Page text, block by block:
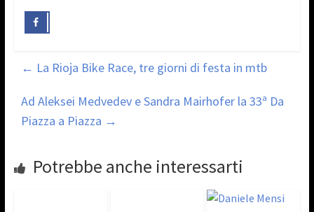
← La Rioja Bike Race, tre giorni di festa in mtb
Ad Aleksei Medvedev e Sandra Mairhofer la 33ª Da
Piazza a Piazza →
Potrebbe anche interessarti